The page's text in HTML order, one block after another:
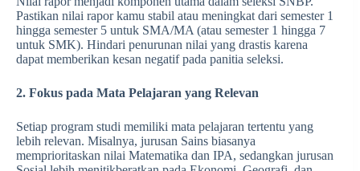
Pastikan nilai rapor kamu stabil atau meningkat dari semester 1
hingga semester 5 untuk SMA/MA (atau semester 1 hingga 7
untuk SMK). Hindari penurunan nilai yang drastis karena
dapat memberikan kesan negatif pada panitia seleksi.
2. Fokus pada Mata Pelajaran yang Relevan
Setiap program studi memiliki mata pelajaran tertentu yang
lebih relevan. Misalnya, jurusan Sains biasanya
memprioritaskan nilai Matematika dan IPA, sedangkan jurusan